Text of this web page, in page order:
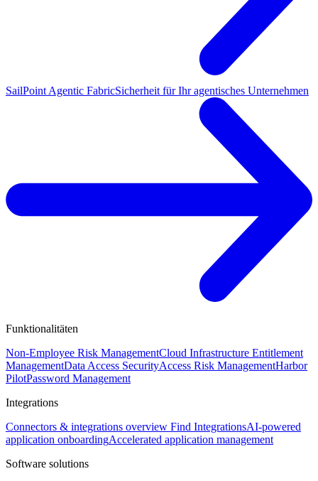
SailPoint Agentic FabricSicherheit für Ihr agentisches Unternehmen
Funktionalitäten
Non-Employee Risk ManagementCloud Infrastructure Entitlement
ManagementData Access SecurityAccess Risk ManagementHarbor
PilotPassword Management
Integrations
Connectors & integrations overview Find IntegrationsAI-powered
application onboardingAccelerated application management
Software solutions